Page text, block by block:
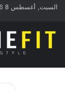
السبت, أغسطس 8 2026